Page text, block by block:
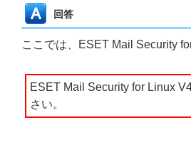
回答
ここでは、ESET Mail Security
ESET Mail Security for Linux
さい。